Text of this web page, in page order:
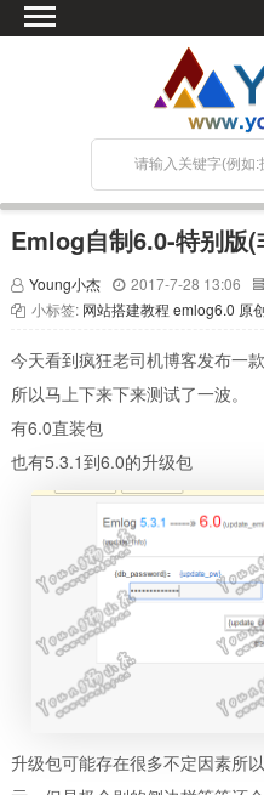
网站搭建
关于Blog
宝塔面板
Emlog自制6.0-特别版
Young小杰 2017-7-28 13:06
小标签: 网站搭建教程 emlog6.0 原
今天看到疯狂老司机博客发布一
所以马上下来下来测试了一波。
有6.0直装包
也有5.3.1到6.0的升级包
升级包可能存在很多不定因素所